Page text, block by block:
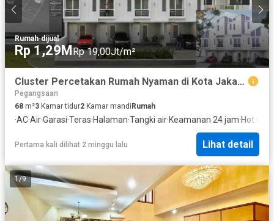
Rumah·dijual
Rp 1,29MRp 19,00Jt/m²
Cluster Percetakan Rumah Nyaman di Kota Jakarta Pusat
Pegangsaan
68 m²3 Kamar tidur2 Kamar mandiRumah
·AC·Air·Garasi·Teras·Halaman·Tangki air·Keamanan 24 jam·Hot
Pertama kali dilihat 2 minggu lalu Lihat detail
1 /9